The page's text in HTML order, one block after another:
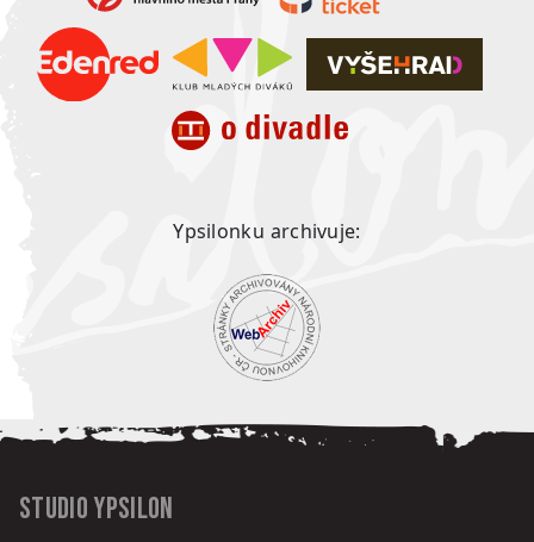
Ypsilonku archivuje:
Studio Ypsilon